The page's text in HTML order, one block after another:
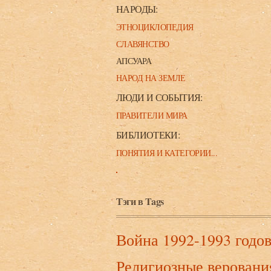
НАРОДЫ:
ЭТНОЦИКЛОПЕДИЯ
СЛАВЯНСТВО
АПСУАРА
НАРОД НА ЗЕМЛЕ
ЛЮДИ И СОБЫТИЯ:
ПРАВИТЕЛИ МИРА
БИБЛИОТЕКИ:
ПОНЯТИЯ И КАТЕГОРИИ...
Тэги в Tags
Война 1992-1993 годов
Религиозные